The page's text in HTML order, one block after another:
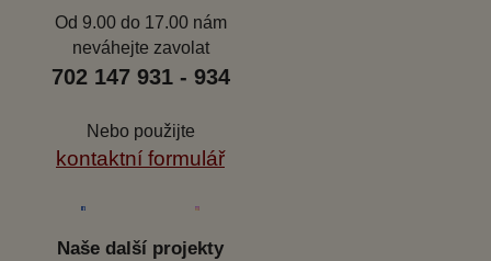
Od 9.00 do 17.00 nám
neváhejte zavolat
702 147 931 - 934
Nebo použijte
kontaktní formulář
Naše další projekty